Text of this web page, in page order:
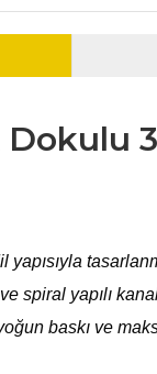
spiral yapılı
baskı ve